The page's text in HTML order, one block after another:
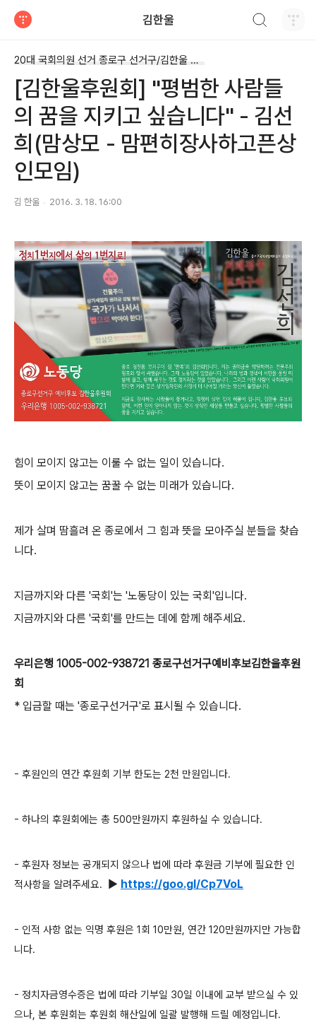
김한울
20대 국회의원 선거 종로구 선거구/김한울 후원회
[김한울후원회] "평범한 사람들
의 꿈을 지키고 싶습니다" - 김선
희(맘상모 - 맘편히장사하고픈상
인모임)
김 한울 2016. 3. 18. 16:00
힘이 모이지 않고는 이룰 수 없는 일이 있습니다.
뜻이 모이지 않고는 꿈꿀 수 없는 미래가 있습니다.
제가 살며 땀흘려 온 종로에서 그 힘과 뜻을 모아주실 분들을 찾습
니다.
지금까지와 다른 '국회'는 '노동당이 있는 국회'입니다.
지금까지와 다른 '국회'를 만드는 데에 함께 해주세요.
우리은행 1005-002-938721 종로구선거구예비후보김한울후원
회
* 입금할 때는 '종로구선거구'로 표시될 수 있습니다.
- 후원인의 연간 후원회 기부 한도는 2천 만원입니다.
- 하나의 후원회에는 총 500만원까지 후원하실 수 있습니다.
- 후원자 정보는 공개되지 않으나 법에 따라 후원금 기부에 필요한 인
적사항을 알려주세요. ▶ https://goo.gl/Cp7VoL
- 인적 사항 없는 익명 후원은 1회 10만원, 연간 120만원까지만 가능합
니다.
- 정치자금영수증은 법에 따라 기부일 30일 이내에 교부 받으실 수 있
으나, 본 후원회는 후원회 해산일에 일괄 발행해 드릴 예정입니다.